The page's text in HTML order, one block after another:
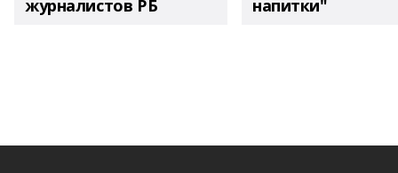
журналистов РБ напитки"